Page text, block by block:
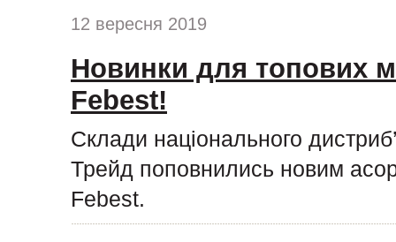
12 вересня 2019
Новинки для топових
Febest!
Склади національного
Трейд поповнились новим
Febest.